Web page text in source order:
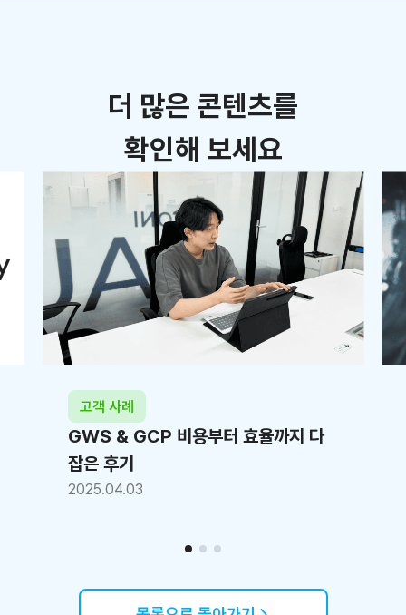
더 많은 콘텐츠를
확인해 보세요
GWS & GCP 비용부터 효율까지 다
잡은 후기
고객 사례
2025.04.03